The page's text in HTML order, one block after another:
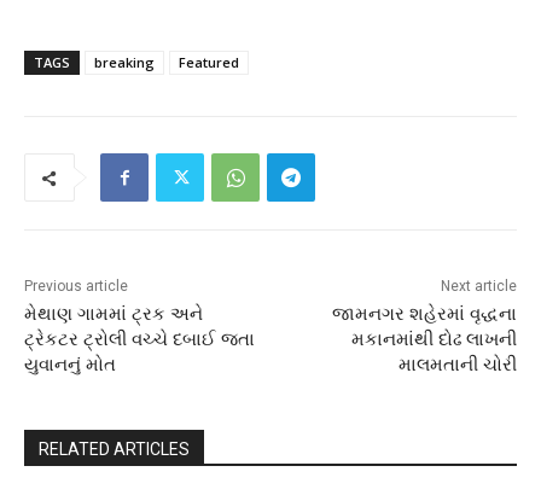
TAGS breaking Featured
Previous article
મેથાણ ગામમાં ટ્રક અને
ટ્રેકટર ટ્રોલી વચ્ચે દબાઈ જતા
યુવાનનું મોત
Next article
જામનગર શહેરમાં વૃદ્ધના
મકાનમાંથી દોઢ લાખની
માલમતાની ચોરી
RELATED ARTICLES